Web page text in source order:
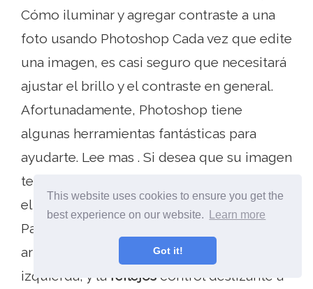
This website uses cookies to ensure you get the
best experience on our website.
Learn more
Got it!
Cómo iluminar y agregar contraste a una
foto usando Photoshop Cada vez que edite
una imagen, es casi seguro que necesitará
ajustar el brillo y el contraste en general.
Afortunadamente, Photoshop tiene
algunas herramientas fantásticas para
ayudarte. Lee mas . Si desea que su imagen
tenga más contraste, simplemente arrastre
el
contrastecontrol deslizante en el BASIC
Panel a la derecha. También puedes
arrastrar el
oscuridaddeslizador a la
izquierda, y la reflejos control deslizante a